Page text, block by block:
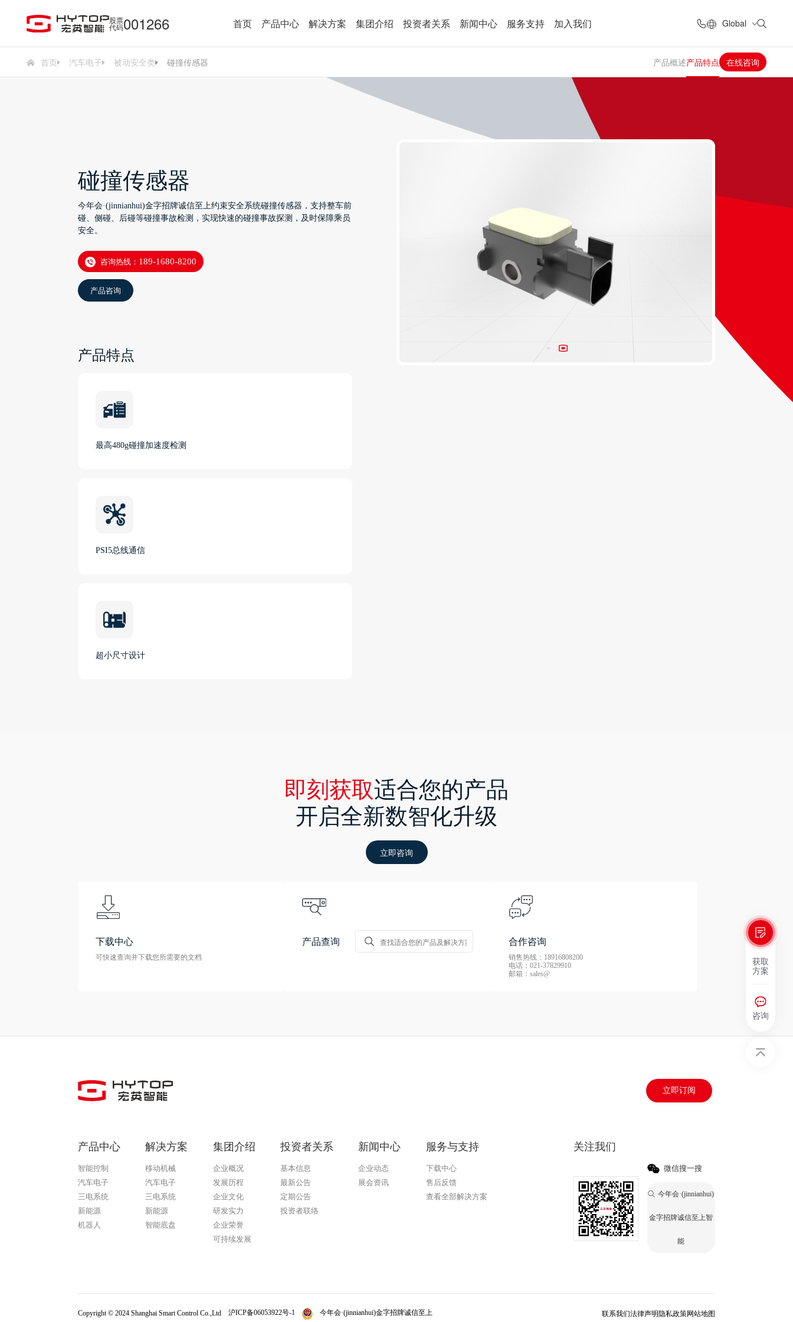
股票
代码001266 首页 产品中心 解决方案 集团介绍 投资者关系 新闻中心 服务支持 加入我们 Global
首页 汽车电子 被动安全类 碰撞传感器 产品概述产品特点 在线咨询
碰撞传感器
今年会·(jinnianhui)金字招牌诚信至上约束安全系统碰撞传感器，支持整车前
碰、侧碰、后碰等碰撞事故检测，实现快速的碰撞事故探测，及时保障乘员
安全。
咨询热线： 189-1680-8200
产品咨询
产品特点
最高480g碰撞加速度检测
PSI5总线通信
超小尺寸设计
即刻获取适合您的产品
开启全新数智化升级
立即咨询
下载中心
可快速查询并下载您所需要的文档
产品查询 合作咨询
销售热线：18916808200
电话：021-37829910
邮箱：sales@
获取
方案
咨询
立即订阅
产品中心
智能控制
汽车电子
三电系统
新能源
机器人
解决方案
移动机械
汽车电子
三电系统
新能源
智能底盘
集团介绍
企业概况
发展历程
企业文化
研发实力
企业荣誉
可持续发展
投资者关系
基本信息
最新公告
定期公告
投资者联络
新闻中心
企业动态
展会资讯
服务与支持
下载中心
售后反馈
查看全部解决方案
关注我们
微信搜一搜
今年会·(jinnianhui)
金字招牌诚信至上智
能
Copyright © 2024 Shanghai Smart Control Co.,Ltd 沪ICP备06053922号-1 今年会·(jinnianhui)金字招牌诚信至上 联系我们法律声明隐私政策网站地图